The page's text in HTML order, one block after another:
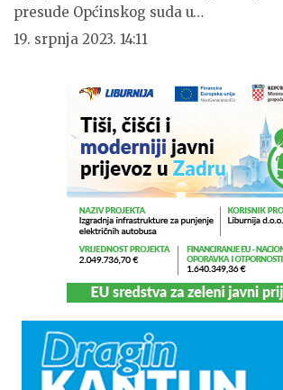
presude Općinskog suda u…
19. srpnja 2023. 14:11